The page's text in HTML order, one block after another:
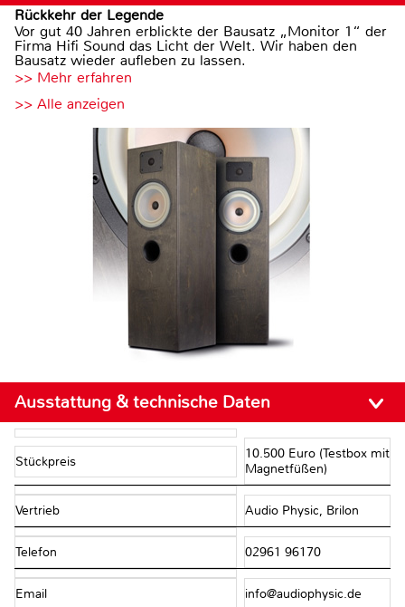
Rückkehr der Legende
Vor gut 40 Jahren erblickte der Bausatz „Monitor 1“ der
Firma Hifi Sound das Licht der Welt. Wir haben den
Bausatz wieder aufleben zu lassen.
>> Mehr erfahren
>> Alle anzeigen
Ausstattung & technische Daten
Stückpreis
10.500 Euro (Testbox mit
Magnetfüßen)
Vertrieb Audio Physic, Brilon
Telefon 02961 96170
Email info@audiophysic.de